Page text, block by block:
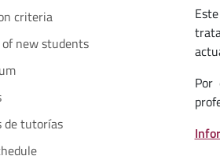
criteria
new students
de tutorías
Por